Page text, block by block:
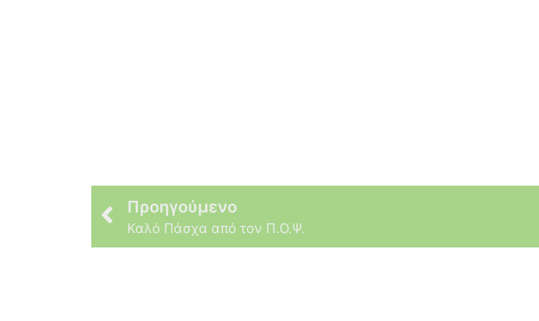
Προηγούμενο
Καλό Πάσχα από τον Π.Ο.Ψ.